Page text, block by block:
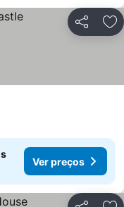
Partilhar
Ver preços